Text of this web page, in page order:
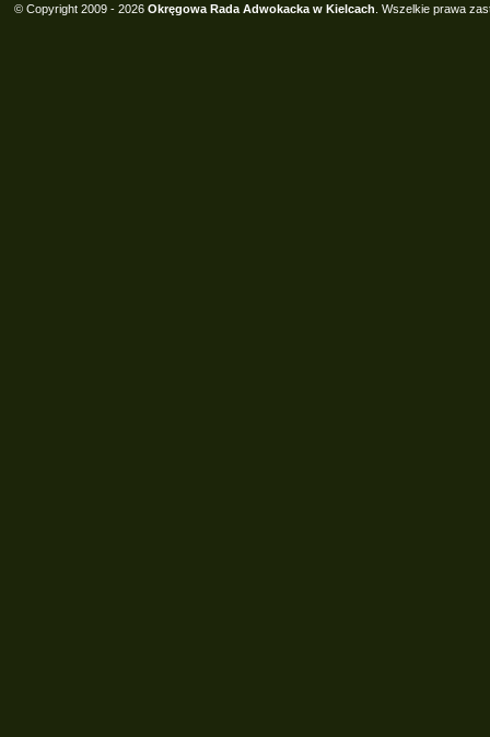
© Copyright 2009 - 2026 Okręgowa Rada Adwokacka w Kielcach . Wszelkie prawa